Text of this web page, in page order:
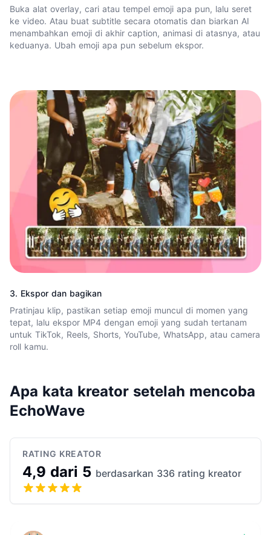
Buka alat overlay, cari atau tempel emoji apa pun, lalu seret
ke video. Atau buat subtitle secara otomatis dan biarkan AI
menambahkan emoji di akhir caption, animasi di atasnya, atau
keduanya. Ubah emoji apa pun sebelum ekspor.
3. Ekspor dan bagikan
Pratinjau klip, pastikan setiap emoji muncul di momen yang
tepat, lalu ekspor MP4 dengan emoji yang sudah tertanam
untuk TikTok, Reels, Shorts, YouTube, WhatsApp, atau camera
roll kamu.
Apa kata kreator setelah mencoba
EchoWave
RATING KREATOR
4,9 dari 5 berdasarkan 336 rating kreator